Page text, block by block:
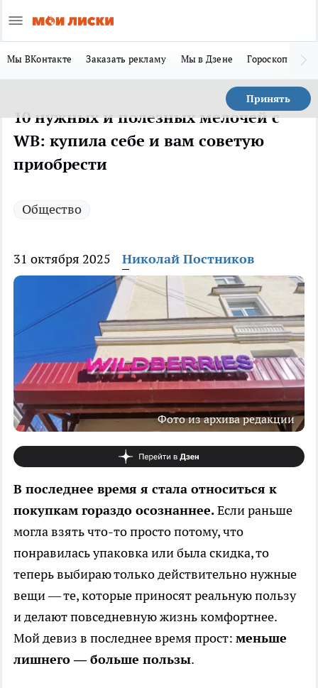
Мы ВКонтакте Заказать рекламу Мы в Дзене Гороскоп
Принять
10 нужных и полезных мелочей с
WB: купила себе и вам советую
приобрести
Общество
31 октября 2025 Николай Постников
Фото из архива редакции
В последнее время я стала относиться к
покупкам гораздо осознаннее.Если раньше
могла взять что-то просто потому, что
понравилась упаковка или была скидка, то
теперь выбираю только действительно нужные
вещи — те, которые приносят реальную пользу
и делают повседневную жизнь комфортнее.
Мой девиз в последнее время прост: меньше
лишнего — больше пользы.